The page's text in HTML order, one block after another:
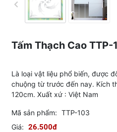
Tấm Thạch Cao TTP-
Là loại vật liệu phổ biến, được
chuộng từ trước đến nay. Kích
120cm. Xuất xứ : Việt Nam
Mã sản phẩm: TTP-103
Giá: 26.500đ